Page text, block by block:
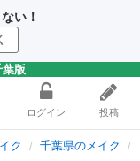
い！
葉版
ログイン 投稿
ク 千葉県のメイク